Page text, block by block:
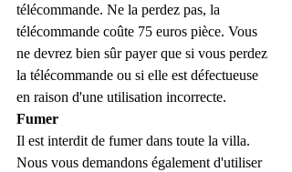
télécommande. Ne la perdez pas, la
télécommande coûte 75 euros pièce. Vous
ne devrez bien sûr payer que si vous perdez
la télécommande ou si elle est défectueuse
en raison d'une utilisation incorrecte.
Fumer
Il est interdit de fumer dans toute la villa.
Nous vous demandons également d'utiliser